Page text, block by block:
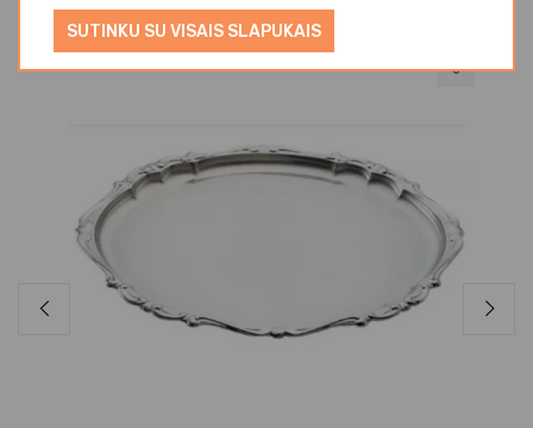
SUTINKU SU VISAIS SLAPUKAIS